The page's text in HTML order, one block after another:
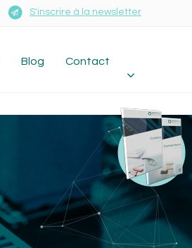
S'inscrire à la newsletter
Blog Contact